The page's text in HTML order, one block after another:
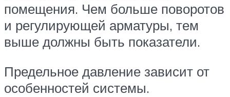
помещения. Чем больше поворотов
и регулирующей арматуры, тем
выше должны быть показатели.
Предельное давление зависит от
особенностей системы.